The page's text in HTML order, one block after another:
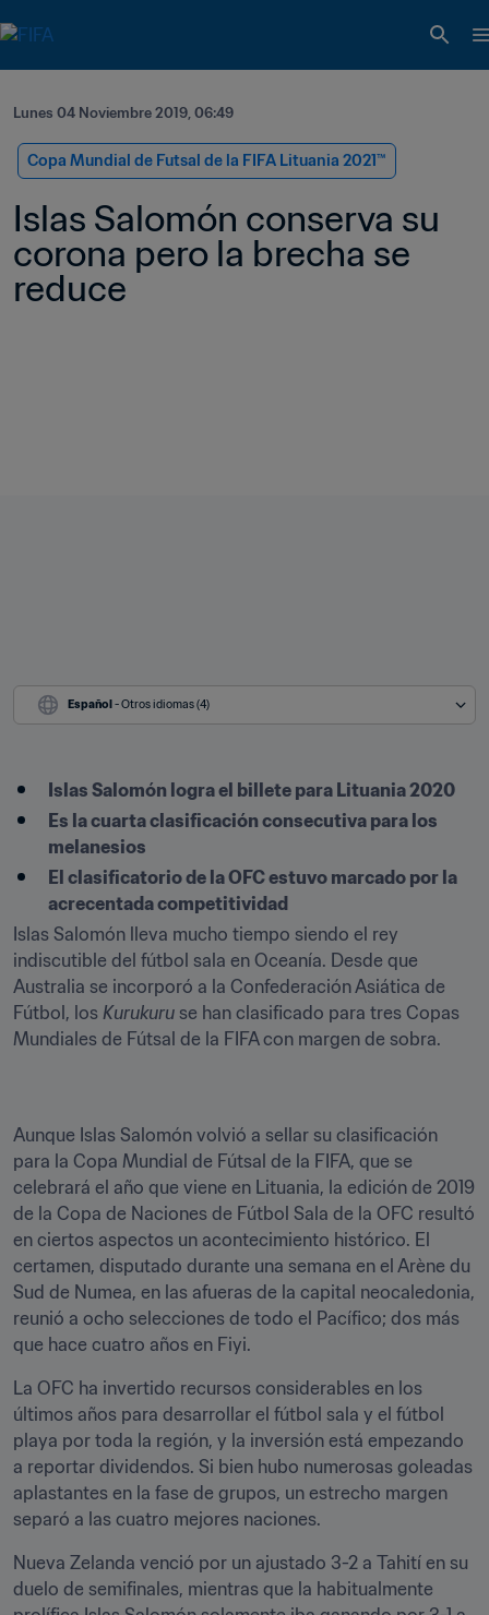
Lunes 04 Noviembre 2019, 06:49
Copa Mundial de Futsal de la FIFA Lituania 2021™
Islas Salomón conserva su
corona pero la brecha se
reduce
Español - Otros idiomas (4)
Islas Salomón logra el billete para Lituania 2020
Es la cuarta clasificación consecutiva para los
melanesios
El clasificatorio de la OFC estuvo marcado por la
acrecentada competitividad
Islas Salomón lleva mucho tiempo siendo el rey
indiscutible del fútbol sala en Oceanía. Desde que
Australia se incorporó a la Confederación Asiática de
Fútbol, los Kurukuru se han clasificado para tres Copas
Mundiales de Fútsal de la FIFA con margen de sobra.
Aunque Islas Salomón volvió a sellar su clasificación
para la Copa Mundial de Fútsal de la FIFA, que se
celebrará el año que viene en Lituania, la edición de 2019
de la Copa de Naciones de Fútbol Sala de la OFC resultó
en ciertos aspectos un acontecimiento histórico. El
certamen, disputado durante una semana en el Arène du
Sud de Numea, en las afueras de la capital neocaledonia,
reunió a ocho selecciones de todo el Pacífico; dos más
que hace cuatro años en Fiyi.
La OFC ha invertido recursos considerables en los
últimos años para desarrollar el fútbol sala y el fútbol
playa por toda la región, y la inversión está empezando
a reportar dividendos. Si bien hubo numerosas goleadas
aplastantes en la fase de grupos, un estrecho margen
separó a las cuatro mejores naciones.
Nueva Zelanda venció por un ajustado 3-2 a Tahití en su
duelo de semifinales, mientras que la habitualmente